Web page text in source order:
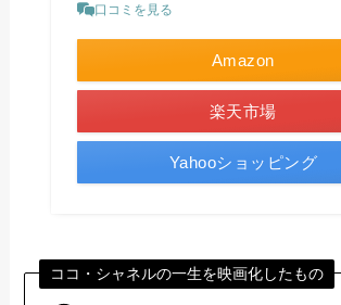
口コミを見る
Amazon
楽天市場
Yahooショッピング
ココ・シャネルの一生を映画化したもの